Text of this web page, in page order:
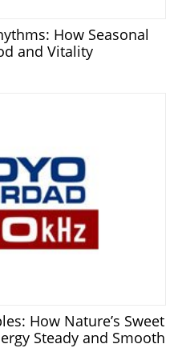
How Seasonal
and Vitality
How Nature’s Sweet
Steady and Smooth